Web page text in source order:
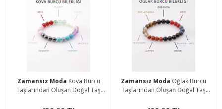
Zamansız Moda Kova Burcu
Taşlarından Oluşan Doğal Taş
Zamansız Moda Oğlak Burcu
Taşlarından Oluşan Doğal Taş